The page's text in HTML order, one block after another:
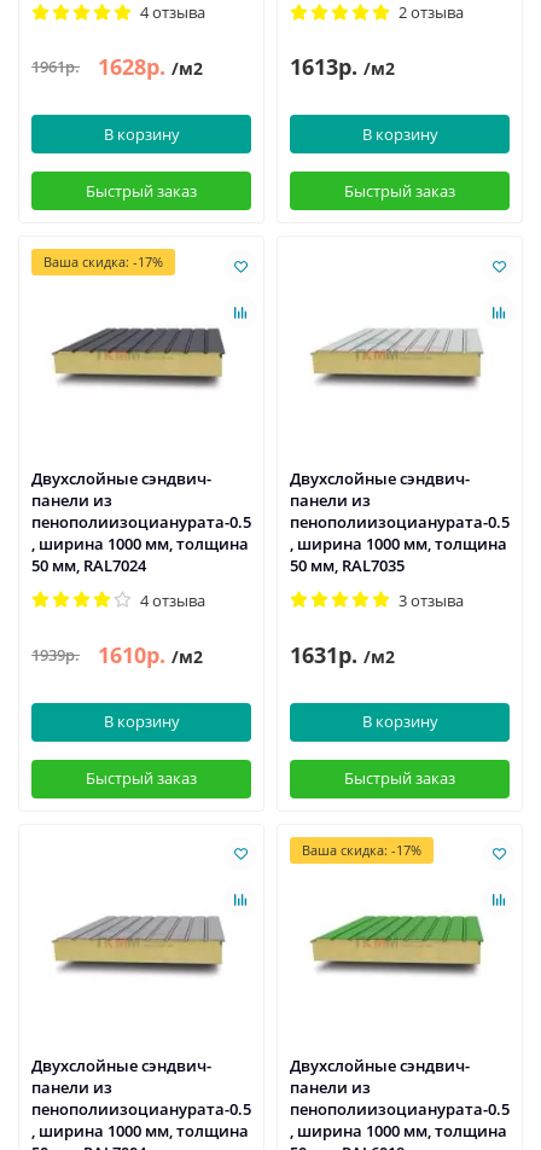
4 отзыва
1961р. 1628р. /м2
В корзину
Быстрый заказ
2 отзыва
1613р. /м2
В корзину
Быстрый заказ
Ваша скидка: -17%
Двухслойные сэндвич-
панели из
пенополиизоцианурата-0.5
, ширина 1000 мм, толщина
50 мм, RAL7024
4 отзыва
1939р. 1610р. /м2
В корзину
Быстрый заказ
Двухслойные сэндвич-
панели из
пенополиизоцианурата-0.5
, ширина 1000 мм, толщина
50 мм, RAL7035
3 отзыва
1631р. /м2
В корзину
Быстрый заказ
Двухслойные сэндвич-
панели из
пенополиизоцианурата-0.5
, ширина 1000 мм, толщина
Ваша скидка: -17%
Двухслойные сэндвич-
панели из
пенополиизоцианурата-0.5
, ширина 1000 мм, толщина